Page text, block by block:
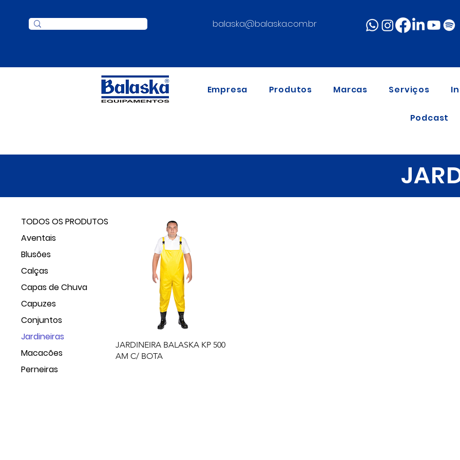
balaska@balaska.com.br
Empresa Produtos Marcas Serviços
Podcast
TODOS OS PRODUTOS
Aventais
Blusões
Calças
Capas de Chuva
Capuzes
Conjuntos
Jardineiras
Macacões
Perneiras
JARDINEIRA BALASKA KP 500
AM C/ BOTA